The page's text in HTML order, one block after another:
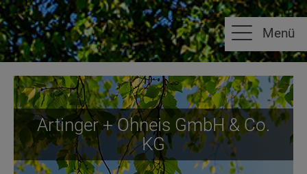
Artinger + Ohneis GmbH & Co.
KG